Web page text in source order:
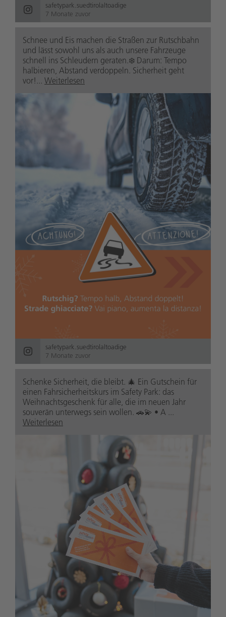
safetypark.suedtirolaltoadige
7 Monate zuvor
Schnee und Eis machen die Straßen zur Rutschbahn
und lässt sowohl uns als auch unsere Fahrzeuge
schnell ins Schleudern geraten.❄️ Darum: Tempo
halbieren, Abstand verdoppeln. Sicherheit geht
vor!... Weiterlesen
safetypark.suedtirolaltoadige
7 Monate zuvor
Schenke Sicherheit, die bleibt. 🎄 Ein Gutschein für
einen Fahrsicherheitskurs im Safety Park: das
Weihnachtsgeschenk für alle, die im neuen Jahr
souverän unterwegs sein wollen. 🚗💫 • A ...
Weiterlesen